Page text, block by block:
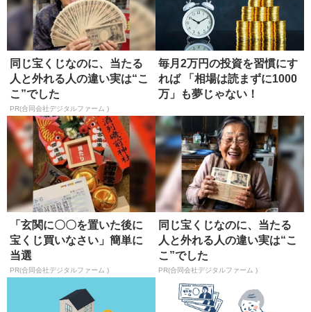
同じ宝くじなのに、当たる
人と外れる人の違い実は“こ
こ”でした
PR(合同会社デジタルファーム )
毎月2万円の投資を習慣にす
れば 「相場は読まずに1000
万」も夢じゃない！
「玄関に〇〇を置いた後に
宝くじ買いなさい」簡単に
当選
PR(合同会社デジタルファーム )
同じ宝くじなのに、当たる
人と外れる人の違い実は“こ
こ”でした
PR(合同会社デジタルファーム )